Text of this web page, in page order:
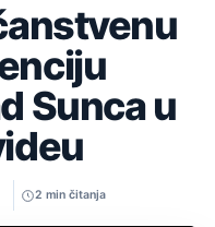
Sunca u
2 min čitanja